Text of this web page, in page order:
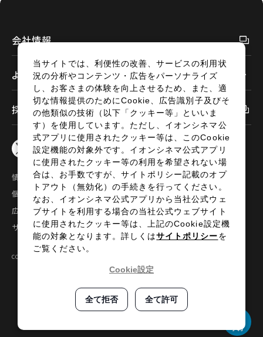
会社情報
よくあるご質問
採用情報
情報セキュリティ
サイトポリシー
個人情報の取扱い
お問い合わせ
広告掲載
特定商取引法に基づく表示
サイトマップ
COPYRIGHT©2024 AEON ENTERTAINMENT CO.,LTD ALL RIGHTS RESERVED.
予約
当サイトでは、利便性の改善、サービスの利用状
況の分析やコンテンツ・広告をパーソナライズ
し、お客さまの体験を向上させるため、また、適
切な情報提供のためにCookie、広告識別子及びそ
の他類似の技術（以下「クッキー等」といいま
す）を使用しています。ただし、イオンシネマ公
式アプリに使用されたクッキー等は、このCookie
設定機能の対象外です。イオンシネマ公式アプリ
に使用されたクッキー等の利用を希望されない場
合は、お手数ですが、サイトポリシー記載のオプ
トアウト（無効化）の手続きを行ってください。
なお、イオンシネマ公式アプリから当社公式ウェ
ブサイトを利用する場合の当社公式ウェブサイト
に使用されたクッキー等は、上記のCookie設定機
能の対象となります。詳しくはサイトポリシーを
ご覧ください。
Cookie設定
全て拒否 全て許可